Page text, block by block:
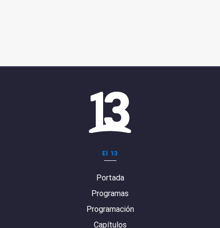
El 13
Portada
Programas
Programación
Capítulos